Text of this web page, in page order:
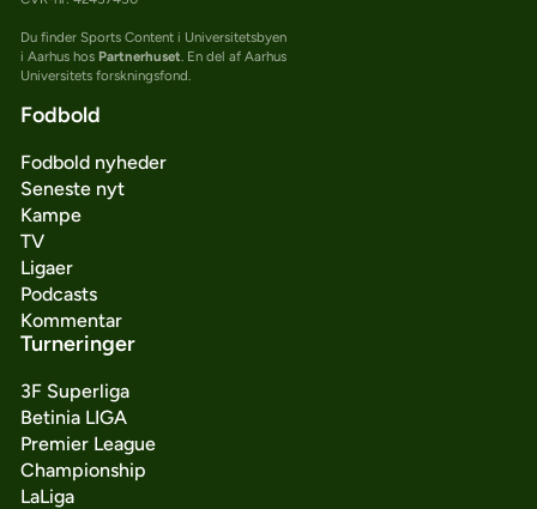
Du finder Sports Content i Universitetsbyen
i Aarhus hos Partnerhuset. En del af Aarhus
Universitets forskningsfond.
Fodbold
Fodbold nyheder
Seneste nyt
Kampe
TV
Ligaer
Podcasts
Kommentar
Turneringer
3F Superliga
Betinia LIGA
Premier League
Championship
LaLiga